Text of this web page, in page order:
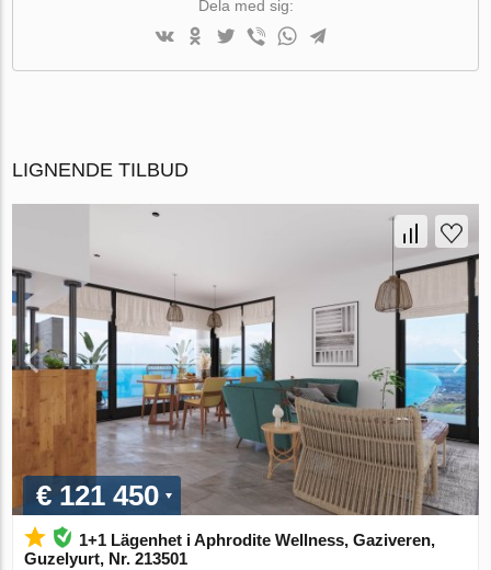
Dela med sig:
LIGNENDE TILBUD
€ 121 450
1+1 Lägenhet i Aphrodite Wellness, Gaziveren,
Guzelyurt, Nr. 213501